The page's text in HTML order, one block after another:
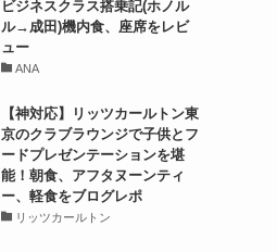
ビジネスクラス搭乗記(ホノル
ル→成田)機内食、座席をレビ
ュー
ANA
【神対応】リッツカールトン東
京のクラブラウンジで子供とフ
ードプレゼンテーションを堪
能！朝食、アフタヌーンティ
ー、軽食をブログレポ
リッツカールトン